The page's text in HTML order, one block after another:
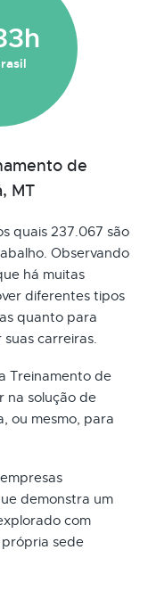
de
MT
quais 237.067 são
Observando
há muitas
diferentes tipos
quanto para
carreiras.
Treinamento de
na solução de
ou mesmo, para
demonstra um
com
sede